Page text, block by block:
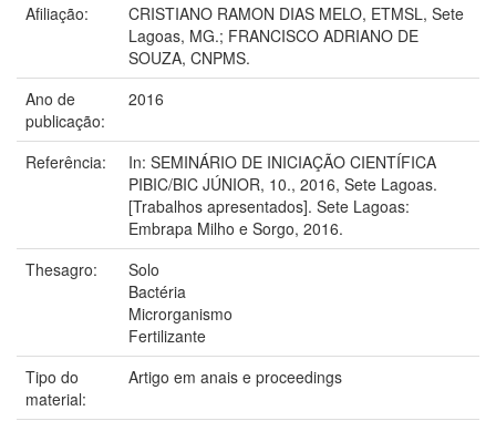
Afiliação:
CRISTIANO RAMON DIAS MELO, ETMSL, Sete
Lagoas, MG.; FRANCISCO ADRIANO DE
SOUZA, CNPMS.
Ano de
publicação:
2016
Referência:
In: SEMINÁRIO DE INICIAÇÃO CIENTÍFICA
PIBIC/BIC JÚNIOR, 10., 2016, Sete Lagoas.
[Trabalhos apresentados]. Sete Lagoas:
Embrapa Milho e Sorgo, 2016.
Thesagro:
Solo
Bactéria
Microrganismo
Fertilizante
Tipo do
material:
Artigo em anais e proceedings